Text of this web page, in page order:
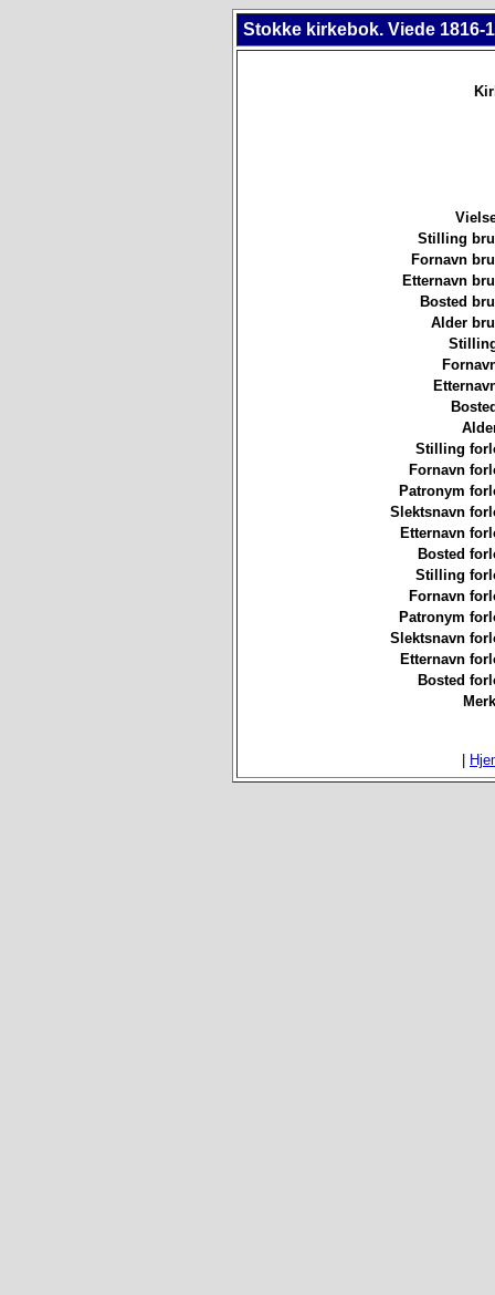
Stokke kirkebok. Viede 1816-
Stilling
Fornavn
Etternavn
Bosted
Alder
Stilling
Fornavn
Patronym
Slektsnavn
Etternavn
Bosted
Stilling
Fornavn
Patronym
Slektsnavn
Etternavn
Bosted